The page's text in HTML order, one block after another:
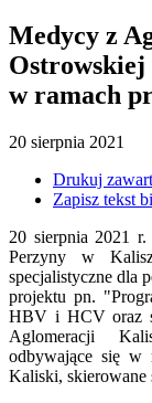
Medycy z
Ostrowskiej
w ramach
20 sierpnia 2021
Drukuj
Zapisz tekst
20 sierpnia 2021
Perzyny w
specjalistyczne dla
projektu pn.
HBV i HCV oraz
Aglomeracji
odbywające się w
Kaliski, skierowane